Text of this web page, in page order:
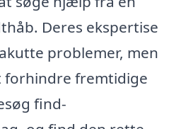
Deres ekspertise
problemer, men
forhindre fremtidige
find-